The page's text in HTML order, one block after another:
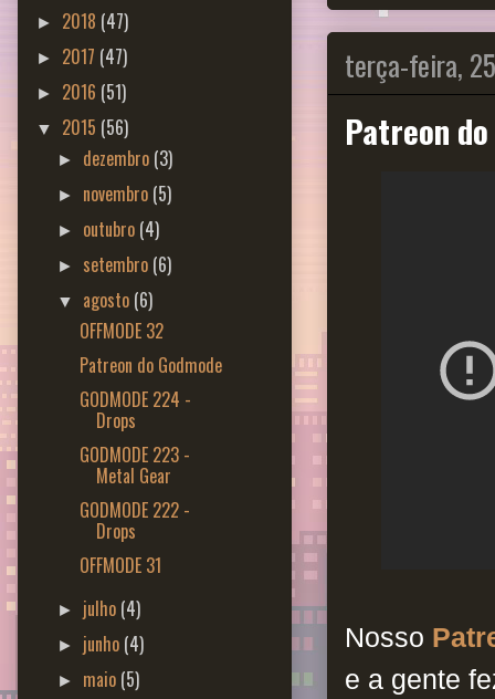
terça-feira,
Patreon
Nosso
e a gente
► 2018 (47)
► 2017 (47)
► 2016 (51)
▼ 2015 (56)
► dezembro (3)
► novembro (5)
► outubro (4)
► setembro (6)
▼ agosto (6)
OFFMODE 32
Patreon do Godmode
GODMODE 224 -
Drops
GODMODE 223 -
Metal Gear
GODMODE 222 -
Drops
OFFMODE 31
► julho (4)
► junho (4)
► maio (5)